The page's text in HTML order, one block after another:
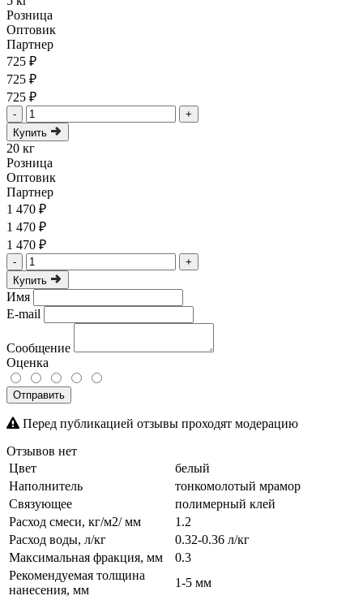
Розница
Оптовик
Партнер
725 ₽
725 ₽
725 ₽
-
+
Купить
20 кг
Розница
Оптовик
Партнер
1 470 ₽
1 470 ₽
1 470 ₽
-
+
Купить
Имя
E-mail
Сообщение
Оценка
Отправить
Перед публикацией отзывы проходят модерацию
Отзывов нет
Цвет
белый
Наполнитель
тонкомолотый мрамор
Связующее
полимерный клей
Расход смеси, кг/м2/ мм
1.2
Расход воды, л/кг
0.32-0.36 л/кг
Максимальная фракция, мм
0.3
Рекомендуемая толщина
нанесения, мм
1-5 мм